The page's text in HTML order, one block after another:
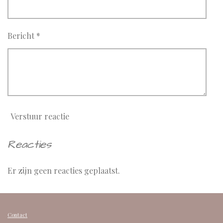
Bericht *
Verstuur reactie
Reacties
Er zijn geen reacties geplaatst.
Contact